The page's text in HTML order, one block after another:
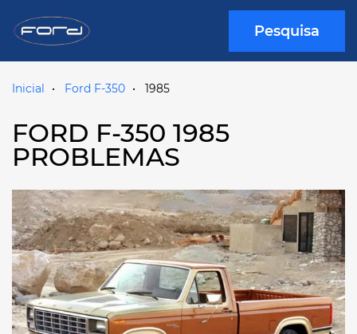
Pesquisa
Inicial Ford F-350 1985
FORD F-350 1985
PROBLEMAS